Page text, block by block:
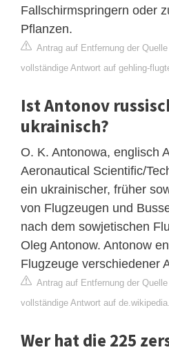
Fallschirmspringern oder
Pflanzen.
Antrag auf Entfernung der Quelle
vollständige Antwort auf gehling-
Ist Antonov
ukrainisch?
O. K. Antonowa, englisch
Aeronautical Scientific/
ein ukrainischer, früher
von Flugzeugen und
nach dem sowjetischen
Oleg Antonow. Antonow
Flugzeuge verschiedener
Antrag auf Entfernung der Quelle
vollständige Antwort auf
Wer hat die 225